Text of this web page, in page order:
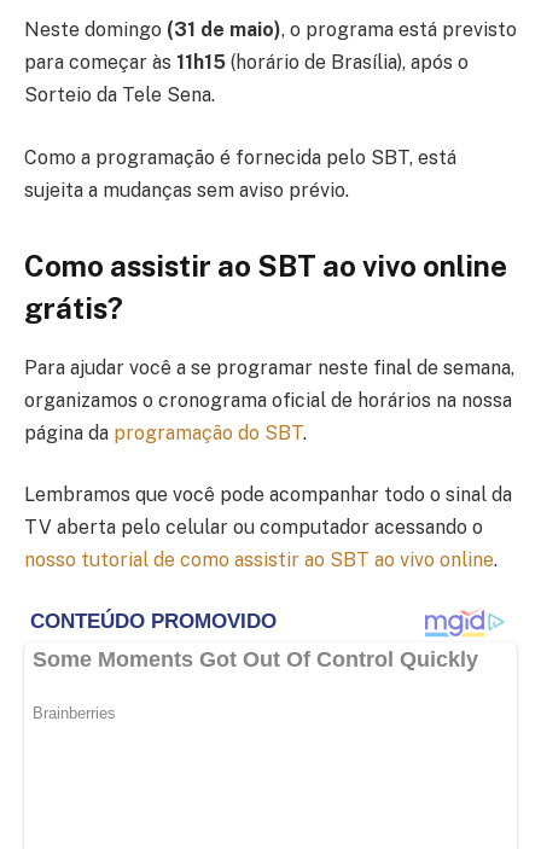
Neste domingo (31 de maio), o programa está previsto
para começar às 11h15 (horário de Brasília), após o
Sorteio da Tele Sena.
Como a programação é fornecida pelo SBT, está
sujeita a mudanças sem aviso prévio.
Como assistir ao SBT ao vivo online
grátis?
Para ajudar você a se programar neste final de semana,
organizamos o cronograma oficial de horários na nossa
página da programação do SBT.
Lembramos que você pode acompanhar todo o sinal da
TV aberta pelo celular ou computador acessando o
nosso tutorial de como assistir ao SBT ao vivo online.